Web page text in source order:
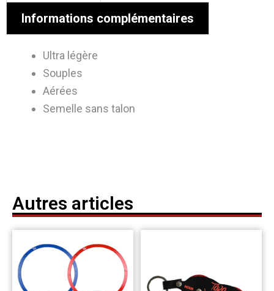
Informations complémentaires
Ultra légère
Souples
Aérées
Semelle sans talon
Autres articles